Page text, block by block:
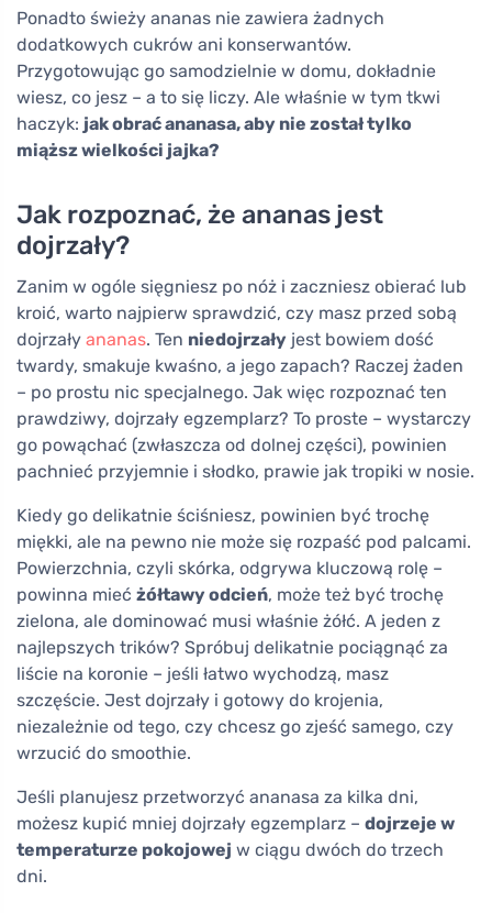
Ponadto świeży ananas nie zawiera żadnych
dodatkowych cukrów ani konserwantów.
Przygotowując go samodzielnie w domu, dokładnie
wiesz, co jesz – a to się liczy. Ale właśnie w tym tkwi
haczyk: jak obrać ananasa, aby nie został tylko
miąższ wielkości jajka?
Jak rozpoznać, że ananas jest
dojrzały?
Zanim w ogóle sięgniesz po nóż i zaczniesz obierać lub
kroić, warto najpierw sprawdzić, czy masz przed sobą
dojrzały ananas. Ten niedojrzały jest bowiem dość
twardy, smakuje kwaśno, a jego zapach? Raczej żaden
– po prostu nic specjalnego. Jak więc rozpoznać ten
prawdziwy, dojrzały egzemplarz? To proste – wystarczy
go powąchać (zwłaszcza od dolnej części), powinien
pachnieć przyjemnie i słodko, prawie jak tropiki w nosie.
Kiedy go delikatnie ściśniesz, powinien być trochę
miękki, ale na pewno nie może się rozpaść pod palcami.
Powierzchnia, czyli skórka, odgrywa kluczową rolę –
powinna mieć żółtawy odcień, może też być trochę
zielona, ale dominować musi właśnie żółć. A jeden z
najlepszych trików? Spróbuj delikatnie pociągnąć za
liście na koronie – jeśli łatwo wychodzą, masz
szczęście. Jest dojrzały i gotowy do krojenia,
niezależnie od tego, czy chcesz go zjeść samego, czy
wrzucić do smoothie.
Jeśli planujesz przetworzyć ananasa za kilka dni,
możesz kupić mniej dojrzały egzemplarz – dojrzeje w
temperaturze pokojowej w ciągu dwóch do trzech
dni.